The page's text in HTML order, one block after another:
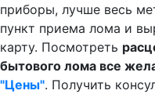
приборы, лучше весь
пункт приема лома и
карту. Посмотреть
бытового лома все
"Цены". Получить